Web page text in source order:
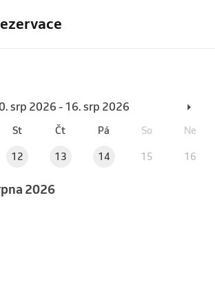
srp 2026 - 16. srp 2026
St Čt Pá So Ne
12 13 14 15 16
2026